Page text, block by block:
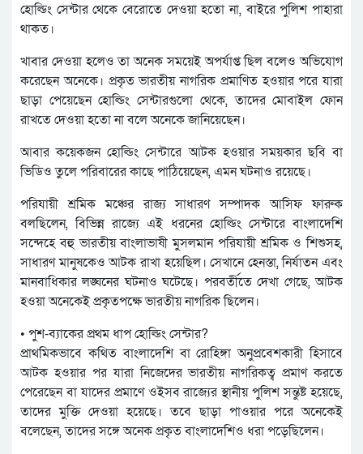
হোল্ডিং সেন্টার থেকে বেরোতে দেওয়া হতো না, বাইরে পুলিশ পাহারা
থাকত।
খাবার দেওয়া হলেও তা অনেক সময়েই অপর্যাপ্ত ছিল বলেও অভিযোগ
করেছেন অনেকে। প্রকৃত ভারতীয় নাগরিক প্রমাণিত হওয়ার পরে যারা
ছাড়া পেয়েছেন হোল্ডিং সেন্টারগুলো থেকে, তাদের মোবাইল ফোন
রাখতে দেওয়া হতো না বলে অনেকে জানিয়েছেন।
আবার কয়েকজন হোল্ডিং সেন্টারে আটক হওয়ার সময়কার ছবি বা
ভিডিও তুলে পরিবারের কাছে পাঠিয়েছেন, এমন ঘটনাও রয়েছে।
পরিযায়ী শ্রমিক মঞ্চের রাজ্য সাধারণ সম্পাদক আসিফ ফারুক
বলছিলেন, বিভিন্ন রাজ্যে এই ধরনের হোল্ডিং সেন্টারে বাংলাদেশি
সন্দেহে বহু ভারতীয় বাংলাভাষী মুসলমান পরিযায়ী শ্রমিক ও শিশুসহ,
সাধারণ মানুষকেও আটক রাখা হয়েছিল। সেখানে হেনস্তা, নির্যাতন এবং
মানবাধিকার লঙ্ঘনের ঘটনাও ঘটেছে। পরবর্তীতে দেখা গেছে, আটক
হওয়া অনেকেই প্রকৃতপক্ষে ভারতীয় নাগরিক ছিলেন।
• পুশ-ব্যাকের প্রথম ধাপ হোল্ডিং সেন্টার?
প্রাথমিকভাবে কথিত বাংলাদেশি বা রোহিঙ্গা অনুপ্রবেশকারী হিসাবে
আটক হওয়ার পর যারা নিজেদের ভারতীয় নাগরিকত্ব প্রমাণ করতে
পেরেছেন বা যাদের প্রমাণে ওইসব রাজ্যের স্থানীয় পুলিশ সন্তুষ্ট হয়েছে,
তাদের মুক্তি দেওয়া হয়েছে। তবে ছাড়া পাওয়ার পরে অনেকেই
বলেছেন, তাদের সঙ্গে অনেক প্রকৃত বাংলাদেশিও ধরা পড়েছিলেন।